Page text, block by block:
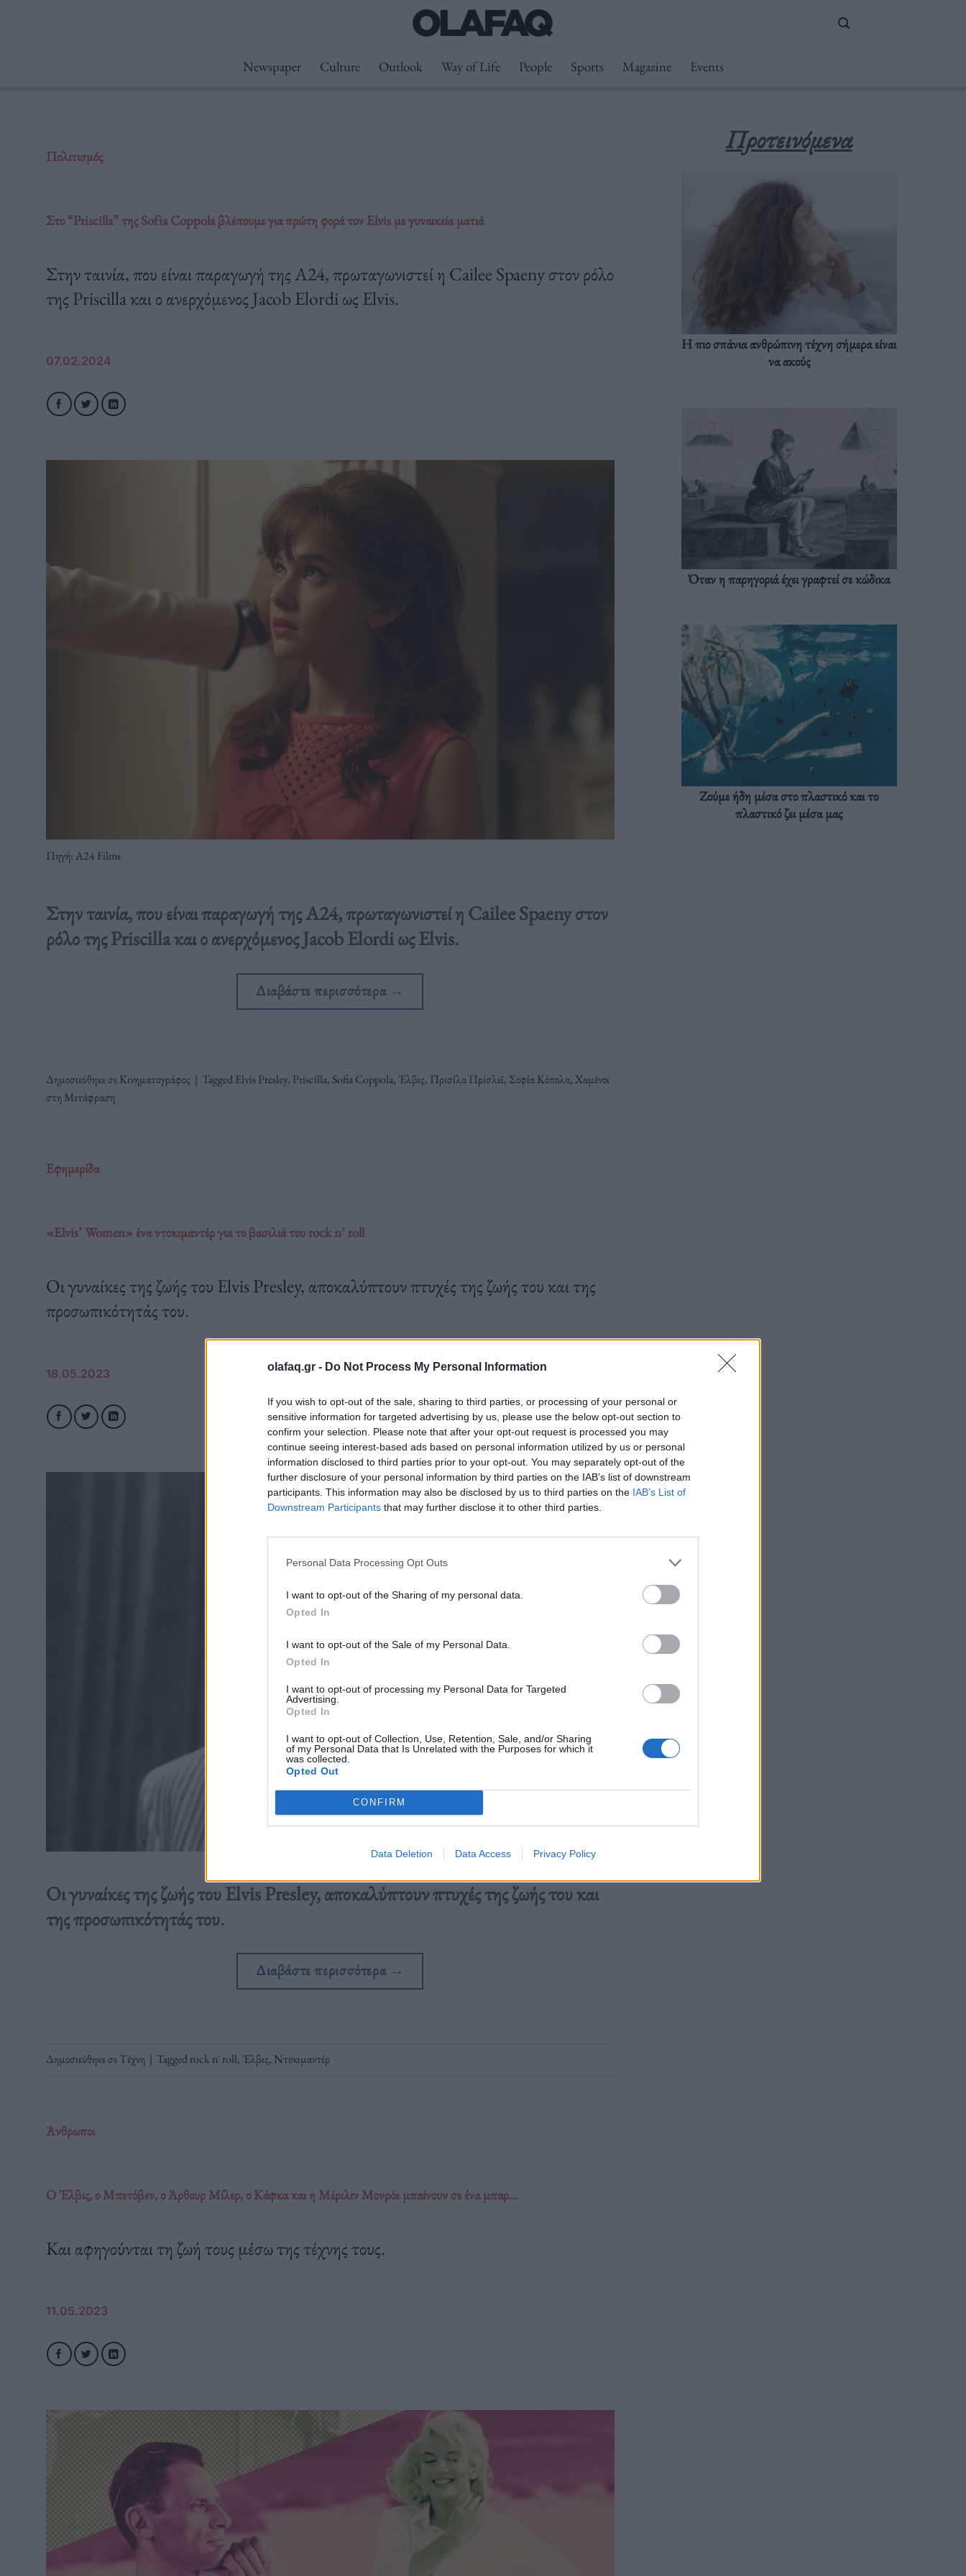
olafaq.gr - Do Not Process My Personal Information
If you wish to opt-out of the sale, sharing to third parties, or processing of your personal or
sensitive information for targeted advertising by us, please use the below opt-out section to
confirm your selection. Please note that after your opt-out request is processed you may
continue seeing interest-based ads based on personal information utilized by us or personal
information disclosed to third parties prior to your opt-out. You may separately opt-out of the
further disclosure of your personal information by third parties on the IAB’s list of downstream
participants. This information may also be disclosed by us to third parties on the IAB’s List of
Downstream Participants that may further disclose it to other third parties.
Personal Data Processing Opt Outs
I want to opt-out of the Sharing of my personal data.
Opted In
I want to opt-out of the Sale of my Personal Data.
Opted In
I want to opt-out of processing my Personal Data for Targeted
Advertising.
Opted In
I want to opt-out of Collection, Use, Retention, Sale, and/or Sharing
of my Personal Data that Is Unrelated with the Purposes for which it
was collected.
Opted Out
CONFIRM
Data Deletion Data Access Privacy Policy
Newspaper Culture Outlook Way of Life People Sports Magazine Events
Πολιτισμός
Στο “Priscilla” της Sofia Coppola βλέπουμε για πρώτη φορά τον Elvis με γυναικεία ματιά
Στην ταινία, που είναι παραγωγή της Α24, πρωταγωνιστεί η Cailee Spaeny στον ρόλο
της Priscilla και ο ανερχόμενος Jacob Elordi ως Elvis.
07.02.2024
Πηγή: Α24 Films
Στην ταινία, που είναι παραγωγή της Α24, πρωταγωνιστεί η Cailee Spaeny στον
ρόλο της Priscilla και ο ανερχόμενος Jacob Elordi ως Elvis.
Διαβάστε περισσότερα →
Δημοσιεύθηκε σεΚινηματογράφος | TaggedElvis Presley, Priscilla, Sofia Coppola,Έλβις, Πρισίλα Πρίσλεϊ, Σοφία Κόπολα,Χαμένοι
στη Μετάφραση
Εφημερίδα
«Elvis’ Women» ένα ντοκιμαντέρ για το βασιλιά του rock n’ roll
Οι γυναίκες της ζωής του Elvis Presley, αποκαλύπτουν πτυχές της ζωής του και της
προσωπικότητάς του.
18.05.2023
Οι γυναίκες της ζωής του Elvis Presley, αποκαλύπτουν πτυχές της ζωής του και
της προσωπικότητάς του.
Διαβάστε περισσότερα →
Δημοσιεύθηκε σεΤέχνη | Taggedrock n' roll,Έλβις, Ντοκιμαντέρ
Άνθρωποι
O Έλβις, ο Μπετόβεν, ο Άρθουρ Μίλερ, ο Κάφκα και η Μέριλιν Μονρόε μπαίνουν σε ένα μπαρ…
Και αφηγούνται τη ζωή τους μέσω της τέχνης τους.
11.05.2023
Προτεινόμενα
Η πιο σπάνια ανθρώπινη τέχνη σήμερα είναι
να ακούς
Όταν η παρηγοριά έχει γραφτεί σε κώδικα
Ζούμε ήδη μέσα στο πλαστικό και το
πλαστικό ζει μέσα μας